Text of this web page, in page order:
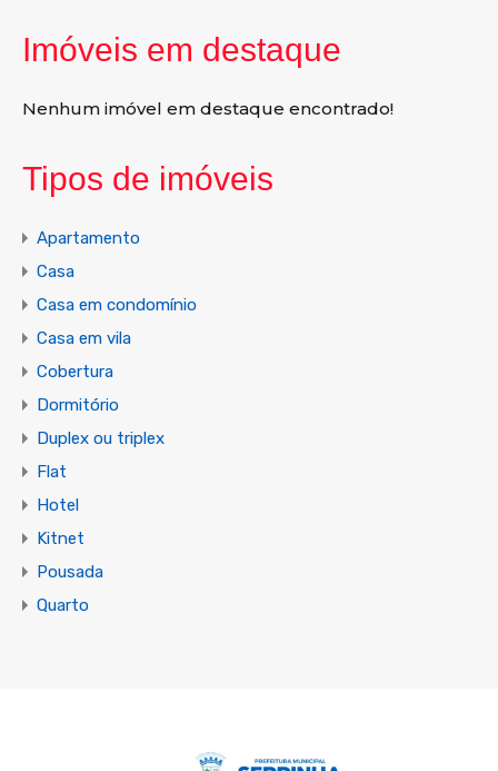
Imóveis em destaque
Nenhum imóvel em destaque encontrado!
Tipos de imóveis
Apartamento
Casa
Casa em condomínio
Casa em vila
Cobertura
Dormitório
Duplex ou triplex
Flat
Hotel
Kitnet
Pousada
Quarto